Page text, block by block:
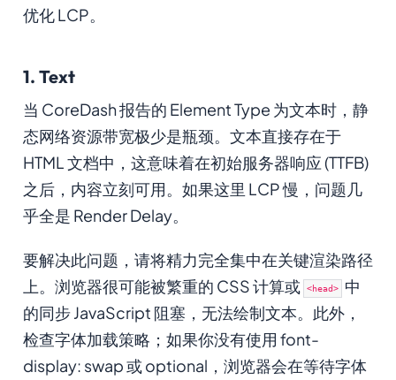
优化 LCP。
1. Text
当 CoreDash 报告的 Element Type 为文本时，静
态网络资源带宽极少是瓶颈。文本直接存在于
HTML 文档中，这意味着在初始服务器响应 (TTFB)
之后，内容立刻可用。如果这里 LCP 慢，问题几
乎全是 Render Delay。
要解决此问题，请将精力完全集中在关键渲染路径
上。浏览器很可能被繁重的 CSS 计算或 <head> 中
的同步 JavaScript 阻塞，无法绘制文本。此外，
检查字体加载策略；如果你没有使用 font-
display: swap 或 optional，浏览器会在等待字体